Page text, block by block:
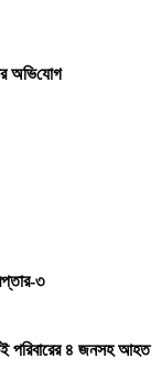
অ‌ভি‌যোগ
৩
পরিবারের ৪ জনসহ আহত